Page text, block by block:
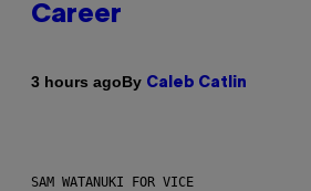
Career
3 hours agoBy Caleb Catlin
SAM WATANUKI FOR VICE